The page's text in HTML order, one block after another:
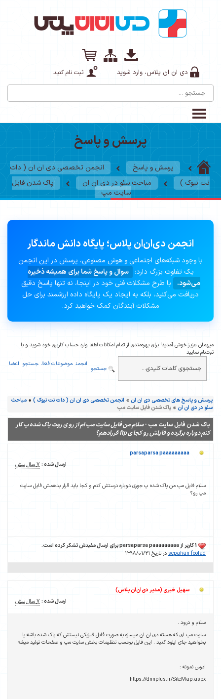
دی ان ان پلاس، وارد شوید ثبت نام کنید
پرسش و پاسخ
پرسش و پاسخ
انجمن تخصصی دی ان ان ( دات
نت نیوک )
مباحث سئو در دی ان ان
پاک شدن فایل
سایت مپ
انجمن دی‌ان‌ان پلاس؛ پایگاه دانش ماندگار
با وجود شبکه‌های اجتماعی و هوش مصنوعی، پرسش در این انجمن
یک تفاوت بزرگ دارد: سوال و پاسخ شما برای همیشه ذخیره
می‌شود.
با طرح مشکلات فنی خود در اینجا، نه تنها پاسخ دقیق
دریافت می‌کنید، بلکه به ایجاد یک پایگاه داده ارزشمند برای حل
مشکلات آیندگان کمک خواهید کرد.
میهمان عزیز خوش آمدید! برای بهره‌مندی از تمام امکانات لطفا وارد حساب کاربری خود شوید و یا
ثبت‌نام نمایید
انجمن موضوعات فعال جستجو اعضا
جستجو
پرسش و پاسخ های تخصصی دی ان ان » انجمن تخصصی دی ان ان ( دات نت نیوک ) » مباحث
سئو در دی ان ان » پاک شدن فایل سایت مپ
پاک شدن فایل سایت مپ -سلام من فایل سایت مپ ام از رو ی روت پاک شده پ کار
کنم دوباره برگرده و فایلش رو کجا ی ftp قررادهم؟
parsaparsa paaaaaaaaa
ارسال شده : 7 سال پیش
سلام فایل مپ من پاک شده پ جوری دوباره درستش کنم و کجا باید قرار بدهمش فایل سایت
مپ رو؟
sepahan foolad در تاریخ 1398/01/21
سهیل خیری (مدیر دی‌ان‌ان پلاس)
ارسال شده : 7 سال پیش
سلام و درود .
سایت مپ ای که هسته دی ان ان میسازه به صورت فایل فیزیکی نیستش که پاک شده باشه یا
بخواهید جای اپلود کنید . این فایل برحسب تنظیمات بخش سایت مپ و صفحات تولید میشه
ادرس نمونه :
https://dnnplus.ir/SiteMap.aspx